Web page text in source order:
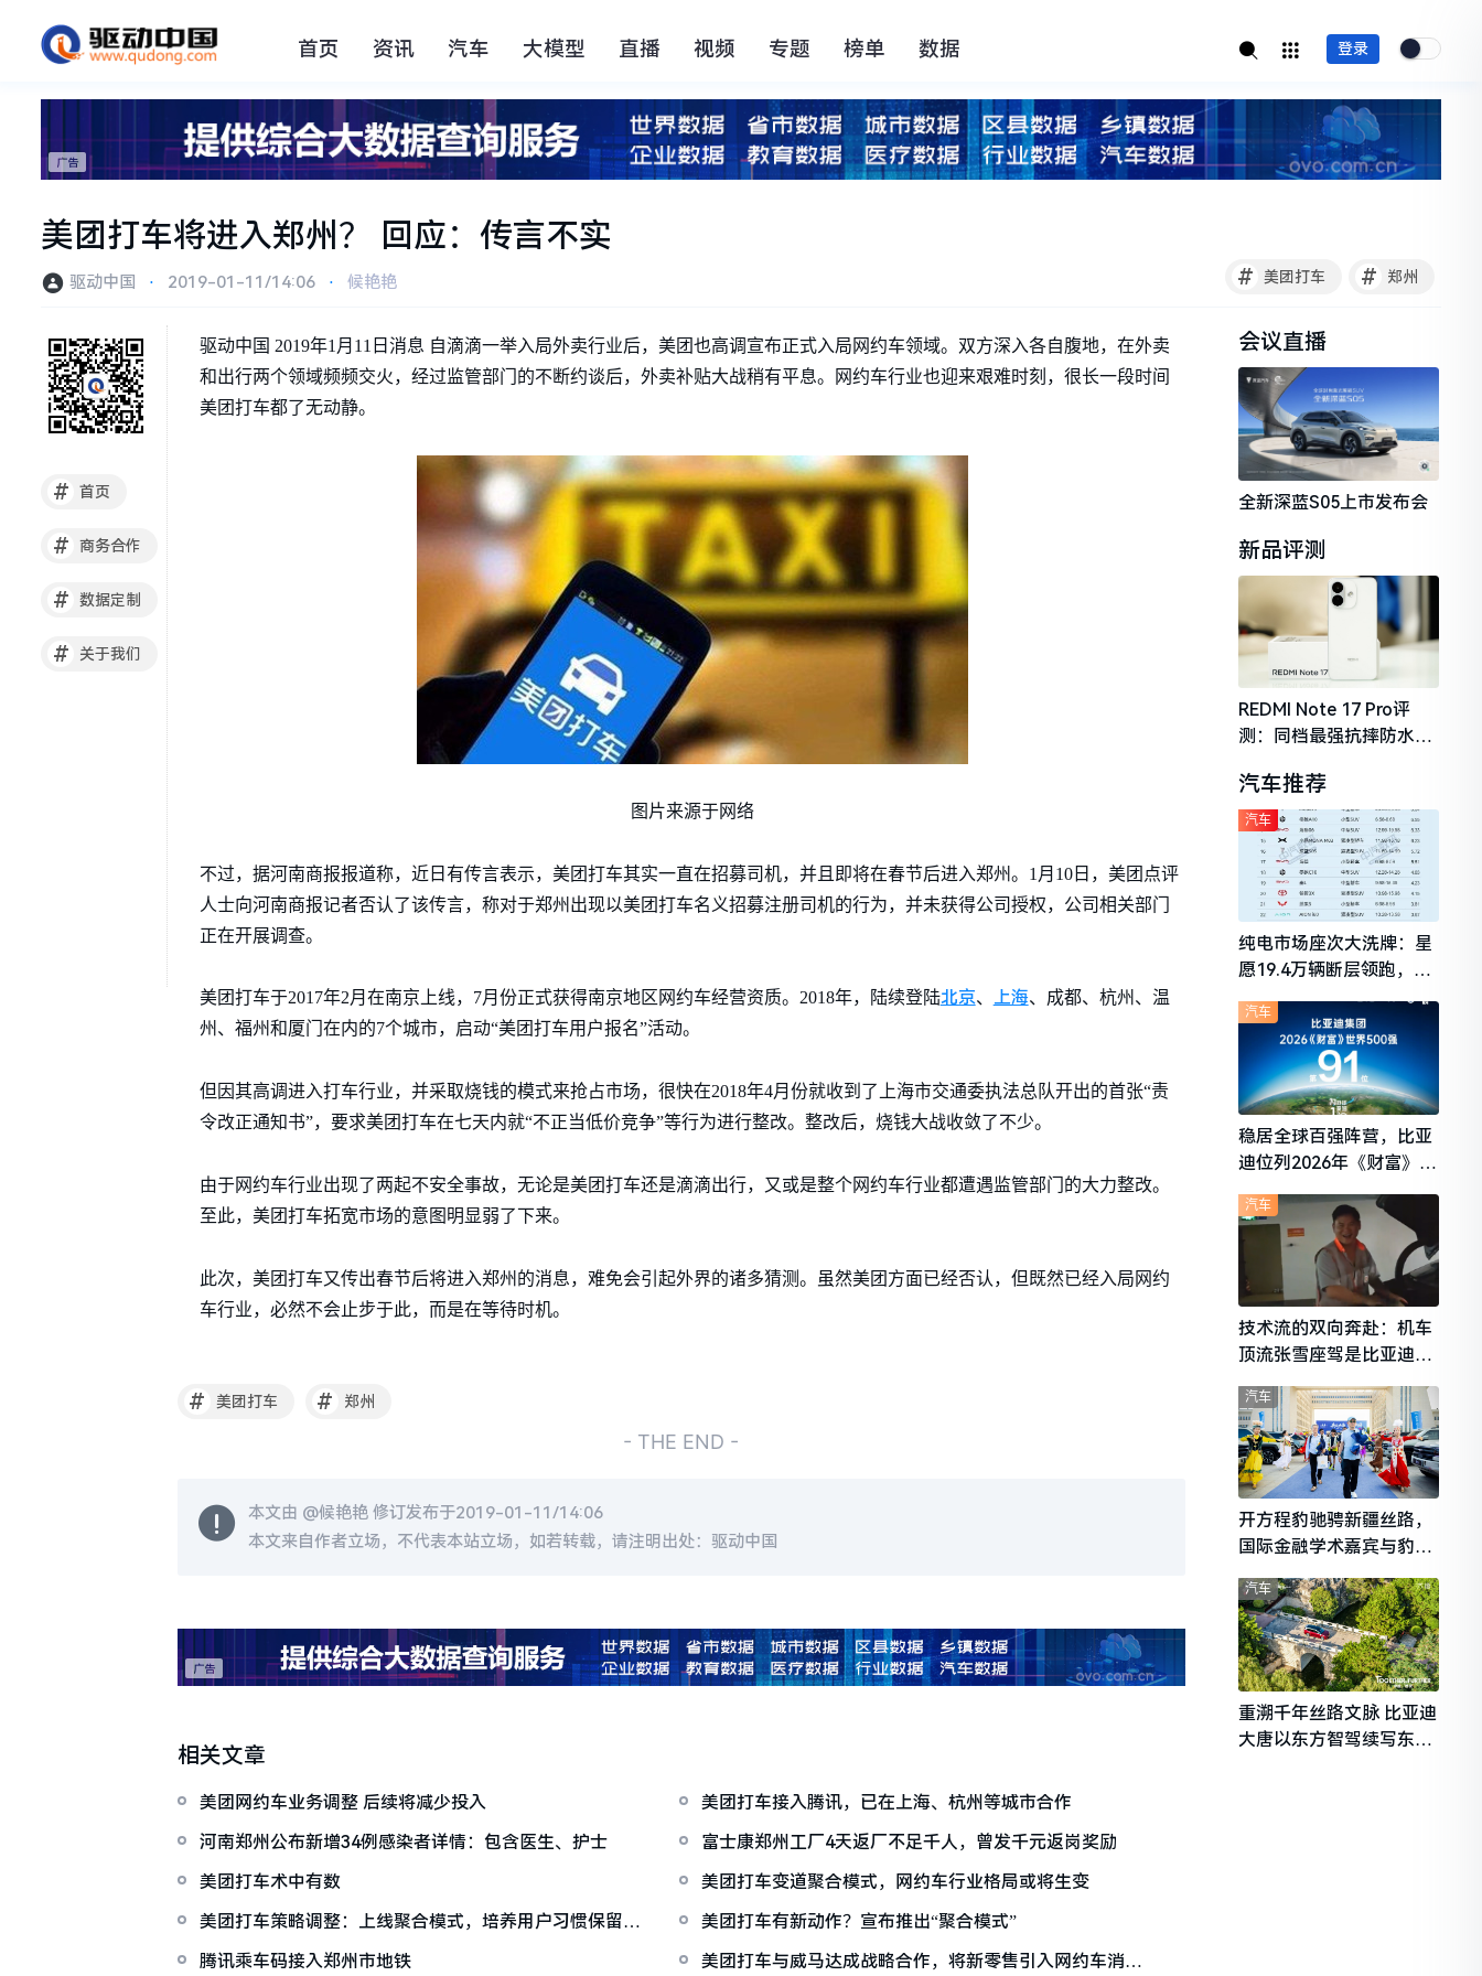
首页 资讯 汽车 大模型 直播 视频 专题 榜单 数据 登录
美团打车将进入郑州？ 回应：传言不实
# 美团打车 # 郑州
驱动中国 ⋅ 2019-01-11/14:06 ⋅ 候艳艳
# 首页
# 商务合作
# 数据定制
# 关于我们
驱动中国 2019年1月11日消息 自滴滴一举入局外卖行业后，美团也高调宣布正式入局网约车领域。双方深入各自腹地，在外卖
和出行两个领域频频交火，经过监管部门的不断约谈后，外卖补贴大战稍有平息。网约车行业也迎来艰难时刻，很长一段时间
美团打车都了无动静。
图片来源于网络
不过，据河南商报报道称，近日有传言表示，美团打车其实一直在招募司机，并且即将在春节后进入郑州。1月10日，美团点评
人士向河南商报记者否认了该传言，称对于郑州出现以美团打车名义招募注册司机的行为，并未获得公司授权，公司相关部门
正在开展调查。
美团打车于2017年2月在南京上线，7月份正式获得南京地区网约车经营资质。2018年，陆续登陆北京、 上海、成都、杭州、温
州、福州和厦门在内的7个城市，启动“美团打车用户报名”活动。
但因其高调进入打车行业，并采取烧钱的模式来抢占市场，很快在2018年4月份就收到了上海市交通委执法总队开出的首张“责
令改正通知书”，要求美团打车在七天内就“不正当低价竞争”等行为进行整改。整改后，烧钱大战收敛了不少。
由于网约车行业出现了两起不安全事故，无论是美团打车还是滴滴出行，又或是整个网约车行业都遭遇监管部门的大力整改。
至此，美团打车拓宽市场的意图明显弱了下来。
此次，美团打车又传出春节后将进入郑州的消息，难免会引起外界的诸多猜测。虽然美团方面已经否认，但既然已经入局网约
车行业，必然不会止步于此，而是在等待时机。
# 美团打车 # 郑州
- THE END -
本文由 @候艳艳修订发布于2019-01-11/14:06
本文来自作者立场，不代表本站立场，如若转载，请注明出处：驱动中国
相关文章
美团网约车业务调整 后续将减少投入
美团打车接入腾讯，已在上海、杭州等城市合作
河南郑州公布新增34例感染者详情：包含医生、护士
富士康郑州工厂4天返厂不足千人，曾发千元返岗奖励
美团打车术中有数
美团打车变道聚合模式，网约车行业格局或将生变
美团打车策略调整：上线聚合模式，培养用户习惯保留机
会
美团打车有新动作？宣布推出“聚合模式”
腾讯乘车码接入郑州市地铁
美团打车与威马达成战略合作，将新零售引入网约车消费
会议直播
全新深蓝S05上市发布会
新品评测
REDMI Note 17 Pro评
测：同档最强抗摔防水，
守门员
汽车推荐
纯电市场座次大洗牌：星
愿19.4万辆断层领跑，理
想i6成最强黑马
汽车
稳居全球百强阵营，比亚
迪位列2026年《财富》世
汽车
技术流的双向奔赴：机车
顶流张雪座驾是比亚迪秦
L
汽车
开方程豹驰骋新疆丝路，
国际金融学术嘉宾与豹友
共赴山海热爱
汽车
重溯千年丝路文脉 比亚迪
大唐以东方智驾续写东西
汽车